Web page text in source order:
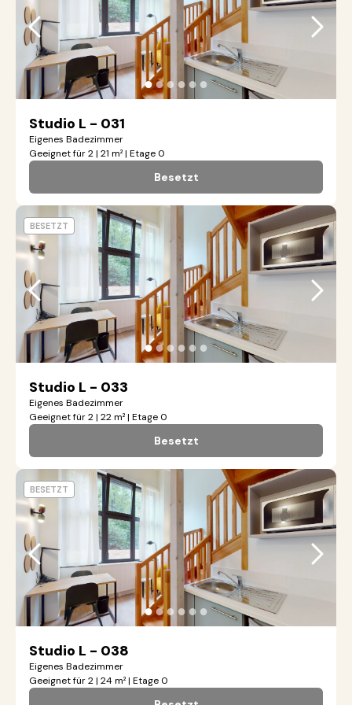
●●●●●●
Studio L - 031
Eigenes Badezimmer
Geeignet für 2 | 21 m² | Etage 0
Besetzt
●●●●●●
Studio L - 033
Eigenes Badezimmer
Geeignet für 2 | 22 m² | Etage 0
Besetzt
BESETZT
●●●●●●
Studio L - 038
Eigenes Badezimmer
Geeignet für 2 | 24 m² | Etage 0
BESETZT